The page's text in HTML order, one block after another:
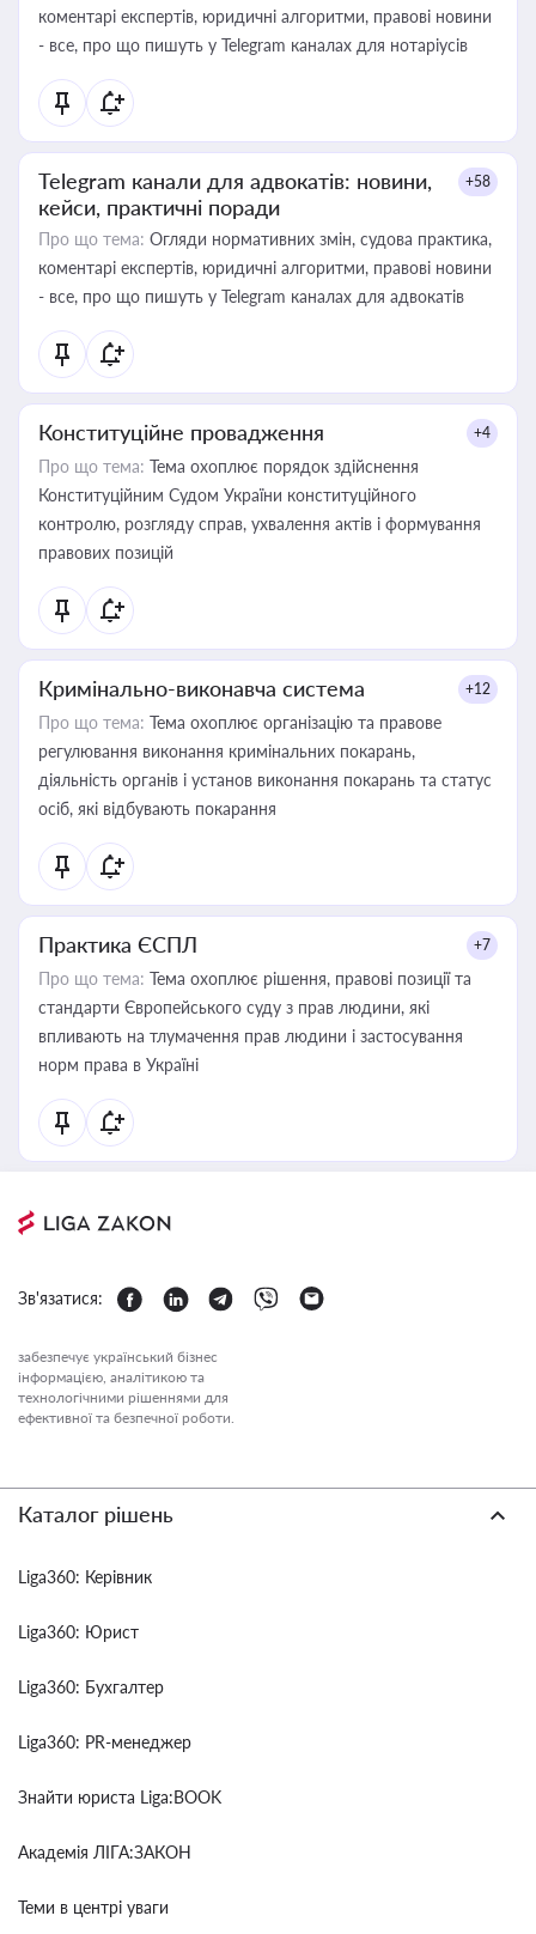
коментарі експертів, юридичні алгоритми, правові новини
- все, про що пишуть у Telegram каналах для нотаріусів
Telegram канали для адвокатів: новини,
кейси, практичні поради
+58
Про що тема: Огляди нормативних змін, судова практика,
коментарі експертів, юридичні алгоритми, правові новини
- все, про що пишуть у Telegram каналах для адвокатів
Конституційне провадження +4
Про що тема: Тема охоплює порядок здійснення
Конституційним Судом України конституційного
контролю, розгляду справ, ухвалення актів і формування
правових позицій
Кримінально-виконавча система +12
Про що тема: Тема охоплює організацію та правове
регулювання виконання кримінальних покарань,
діяльність органів і установ виконання покарань та статус
осіб, які відбувають покарання
Практика ЄСПЛ +7
Про що тема: Тема охоплює рішення, правові позиції та
стандарти Європейського суду з прав людини, які
впливають на тлумачення прав людини і застосування
норм права в Україні
Зв'язатися:
забезпечує український бізнес
інформацією, аналітикою та
технологічними рішеннями для
ефективної та безпечної роботи.
Каталог рішень
Liga360: Керівник
Liga360: Юрист
Liga360: Бухгалтер
Liga360: PR-менеджер
Знайти юриста Liga:BOOK
Академія ЛІГА:ЗАКОН
Теми в центрі уваги